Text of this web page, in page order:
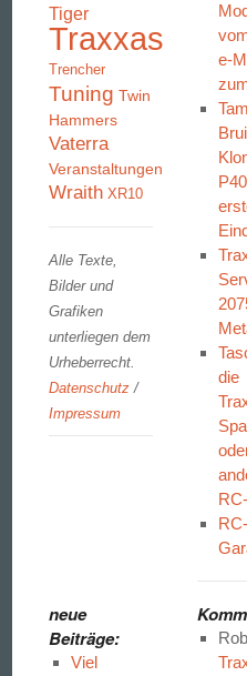
Tiger
Traxxas
Trencher
Tuning Twin
Hammers
Vaterra
Veranstaltungen
Wraith XR10
Alle Texte,
Bilder und
Grafiken
unterliegen dem
Urheberrecht.
Datenschutz /
Impressum
e-
die
RC-
neue
Beiträge:
Viel